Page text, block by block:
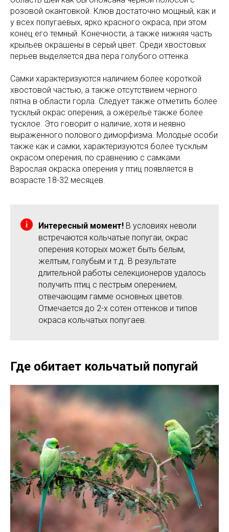
розовой окантовкой. Клюв достаточно мощный, как и
у всех попугаевых, ярко красного окраса, при этом
конец его темный. Конечности, а также нижняя часть
крыльев окрашены в серый цвет. Среди хвостовых
перьев выделяется два пера голубого оттенка.
Самки характеризуются наличием более короткой
хвостовой частью, а также отсутствием черного
пятна в области горла. Следует также отметить более
тусклый окрас оперения, а ожерелье также более
тусклое. Это говорит о наличие, хотя и неявно
выраженного полового диморфизма. Молодые особи
также как и самки, характеризуются более тусклым
окрасом оперения, по сравнению с самками.
Взрослая окраска оперения у птиц появляется в
возрасте 18-32 месяцев.
Интересный момент! В условиях неволи
встречаются кольчатые попугаи, окрас
оперения которых может быть белым,
желтым, голубым и т.д. В результате
длительной работы селекционеров удалось
получить птиц с пестрым оперением,
отвечающим гамме основных цветов.
Отмечается до 2-х сотен оттенков и типов
окраса кольчатых попугаев.
Где обитает кольчатый попугай